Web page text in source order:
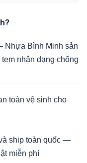
Nhựa Bình Minh sản
nhận dạng chống
toàn vệ sinh cho
ship toàn quốc —
miễn phí